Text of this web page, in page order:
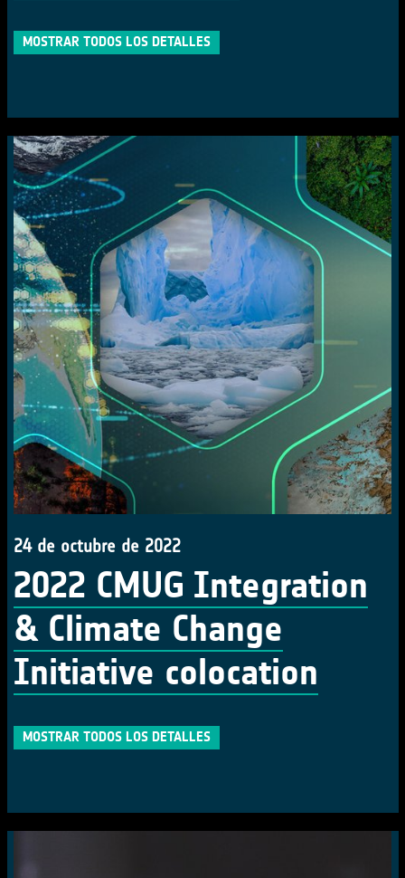
MOSTRAR TODOS LOS DETALLES
24 de octubre de 2022
2022 CMUG Integration
& Climate Change
Initiative colocation
MOSTRAR TODOS LOS DETALLES